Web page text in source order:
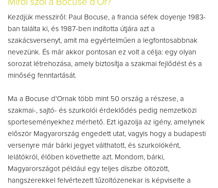
Miről szól a Bocuse d'Or?
Kezdjük messziről: Paul Bocuse, a francia séfek doyenje 1983-
ban találta ki, és 1987-ben indította útjára azt a
szakácsversenyt, amit ma egyértelműen a legfontosabbnak
nevezünk. És már akkor pontosan ez volt a célja: egy olyan
sorozat létrehozása, amely biztosítja a szakmai fejlődést és a
minőség fenntartását.
Ma a Bocuse d'Ornak több mint 50 ország a részese, a
szakmai-, sajtó- és szurkolói érdeklődés pedig nemzetközi
sporteseményekhez mérhető. Ezt igazolja az igény, amelynek
először Magyarország engedett utat, vagyis hogy a budapesti
versenyre már bárki jegyet válthatott, és szurkolóként,
lelátókról, élőben követhette azt. Mondom, bárki,
Magyarországot például egy teljes díszbe öltözött,
hangszerekkel felvértezett tűzoltózenekar is képviselte a